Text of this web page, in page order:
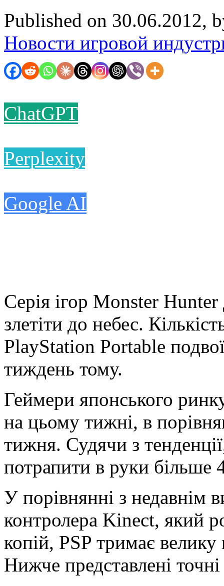
Published on 30.06.2012,
Новости игровой
ChatGPT
Perplexity
Google AI
Серія ігор Monster
злетіти до небес.
PlayStation Portable
тиждень тому.
Геймери японського
на цьому тижні, в
тижня. Судячи з
потрапити в руки більше
У порівнянні з недавнім
контролера Kinect, який
копій, PSP тримає
Нижче представлені